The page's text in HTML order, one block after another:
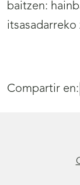
baitzen:
Compartir en: